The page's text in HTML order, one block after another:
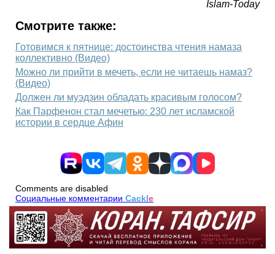
Islam-Today
Смотрите также:
Готовимся к пятнице: достоинства чтения намаза
коллективно (Видео)
Можно ли прийти в мечеть, если не читаешь намаз?
(Видео)
Должен ли муэдзин обладать красивым голосом?
Как Парфенон стал мечетью: 230 лет исламской
истории в сердце Афин
Comments are disabled
Социальные комментарии Cackle